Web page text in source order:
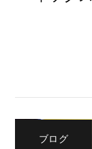
ブログ